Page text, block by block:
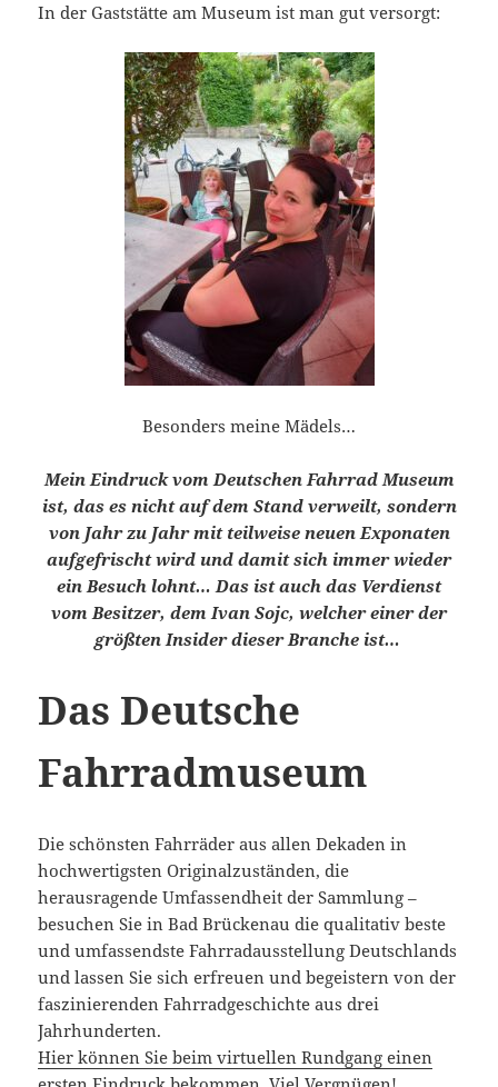
In der Gaststätte am Museum ist man gut versorgt:
Besonders meine Mädels…
Mein Eindruck vom Deutschen Fahrrad Museum
ist, das es nicht auf dem Stand verweilt, sondern
von Jahr zu Jahr mit teilweise neuen Exponaten
aufgefrischt wird und damit sich immer wieder
ein Besuch lohnt… Das ist auch das Verdienst
vom Besitzer, dem Ivan Sojc, welcher einer der
größten Insider dieser Branche ist…
Das Deutsche
Fahrradmuseum
Die schönsten Fahrräder aus allen Dekaden in
hochwertigsten Originalzuständen, die
herausragende Umfassendheit der Sammlung –
besuchen Sie in Bad Brückenau die qualitativ beste
und umfassendste Fahrradausstellung Deutschlands
und lassen Sie sich erfreuen und begeistern von der
faszinierenden Fahrradgeschichte aus drei
Jahrhunderten.
Hier können Sie beim virtuellen Rundgang einen